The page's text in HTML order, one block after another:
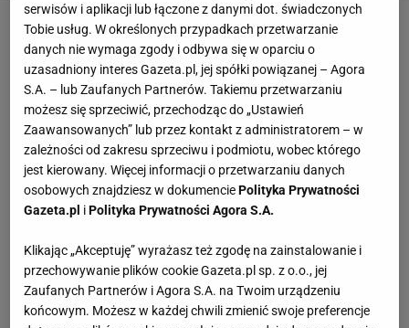
CCC przeceniło sandałki Gino Rossi o prawie 100
zł
Czółenka Lasocki aż 40% taniej. Kupisz je za
niewiele ponad 100 zł
Nie czekaj, aż będzie za późno. To może
oznaczać, że szkoła przestała służyć dziecku
MATERIAŁ PROMOCYJNY
Skórzane baleriny kupisz za 79 zł. Sinsay
zachwyca mięciutkim modelem
serwisów i aplikacji lub łączone z danymi dot. świadczonych
Tobie usług. W określonych przypadkach przetwarzanie
danych nie wymaga zgody i odbywa się w oparciu o
uzasadniony interes Gazeta.pl, jej spółki powiązanej – Agora
S.A. – lub Zaufanych Partnerów. Takiemu przetwarzaniu
możesz się sprzeciwić, przechodząc do „Ustawień
Zaawansowanych” lub przez kontakt z administratorem – w
zależności od zakresu sprzeciwu i podmiotu, wobec którego
jest kierowany. Więcej informacji o przetwarzaniu danych
osobowych znajdziesz w dokumenciePolityka Prywatności
Gazeta.pl iPolityka Prywatności Agora S.A.
Klikając „Akceptuję” wyrażasz też zgodę na zainstalowanie i
przechowywanie plików cookie Gazeta.pl sp. z o.o., jej
Zaufanych Partnerów i Agora S.A. na Twoim urządzeniu
końcowym. Możesz w każdej chwili zmienić swoje preferencje